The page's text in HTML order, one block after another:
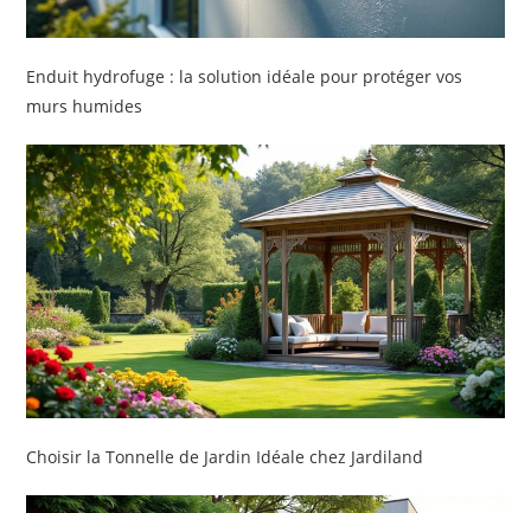
Enduit hydrofuge : la solution idéale pour protéger vos
murs humides
Choisir la Tonnelle de Jardin Idéale chez Jardiland